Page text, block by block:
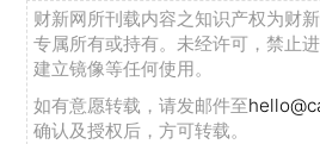
财新网所刊载内容之知识产权为财
专属所有或持有。未经许可，禁止
建立镜像等任何使用。
如有意愿转载，请发邮件至
确认及授权后，方可转载。